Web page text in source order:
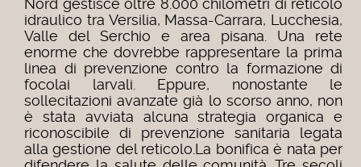
Nord gestisce oltre 8.000 chilometri di reticolo
idraulico tra Versilia, Massa-Carrara, Lucchesia,
Valle del Serchio e area pisana. Una rete
enorme che dovrebbe rappresentare la prima
linea di prevenzione contro la formazione di
focolai larvali. Eppure, nonostante le
sollecitazioni avanzate già lo scorso anno, non
è stata avviata alcuna strategia organica e
riconoscibile di prevenzione sanitaria legata
alla gestione del reticolo. La bonifica è nata per